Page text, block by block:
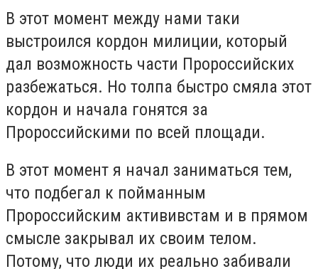
В этот момент между нами таки
выстроился кордон милиции, который
дал возможность части Пророссийских
разбежаться. Но толпа быстро смяла этот
кордон и начала гонятся за
Пророссийскими по всей площади.
В этот момент я начал заниматься тем,
что подбегал к пойманным
Пророссийским актививстам и в прямом
смысле закрывал их своим телом.
Потому, что люди их реально забивали